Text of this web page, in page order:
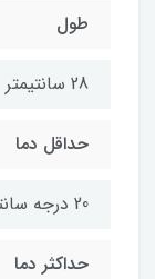
طول
28 سانتیمتر
حداقل دما
20 درجه سانتی گراد
حداکثر دما